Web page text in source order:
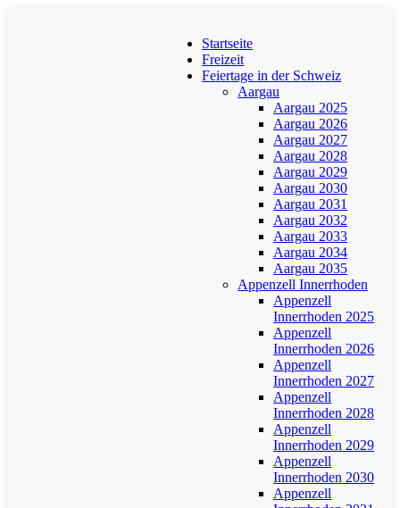
Startseite
Freizeit
Feiertage in der Schweiz
Aargau
Aargau 2025
Aargau 2026
Aargau 2027
Aargau 2028
Aargau 2029
Aargau 2030
Aargau 2031
Aargau 2032
Aargau 2033
Aargau 2034
Aargau 2035
Appenzell Innerrhoden
Appenzell
Innerrhoden 2025
Appenzell
Innerrhoden 2026
Appenzell
Innerrhoden 2027
Appenzell
Innerrhoden 2028
Appenzell
Innerrhoden 2029
Appenzell
Innerrhoden 2030
Appenzell